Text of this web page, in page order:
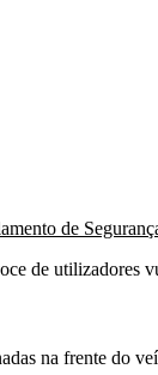
de
de utilizadores
na frente do